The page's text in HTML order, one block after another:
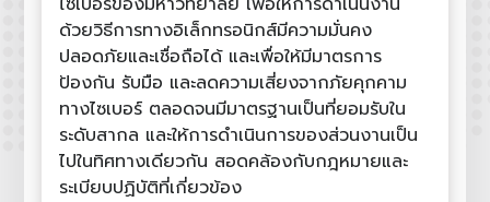
ด้วยวิธีการทางอิเล็กทรอนิกส์มีความมั่นคง
ปลอดภัยและเชื่อถือได้ และเพื่อให้มีมาตรการ
ป้องกัน รับมือ และลดความเสี่ยงจากภัยคุกคาม
ทางไซเบอร์ ตลอดจนมีมาตรฐานเป็นที่ยอมรับใน
ระดับสากล และให้การดำเนินการของส่วนงานเป็น
ไปในทิศทางเดียวกัน สอดคล้องกับกฎหมายและ
ระเบียบปฏิบัติที่เกี่ยวข้อง